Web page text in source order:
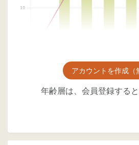
アカウントを作成（
年齢層は、会員登録する